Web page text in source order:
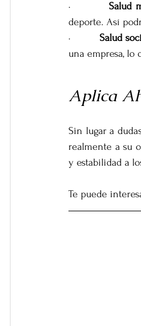
· Salud
deporte. Así
· Salud
una empresa, lo
Aplica
Sin lugar a
realmente a su
y estabilidad a
Te puede